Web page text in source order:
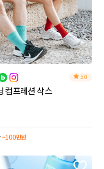
5.0
컴프레션 삭스
~100만원